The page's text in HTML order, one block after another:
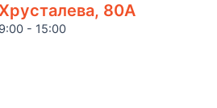
80А
- 15:00